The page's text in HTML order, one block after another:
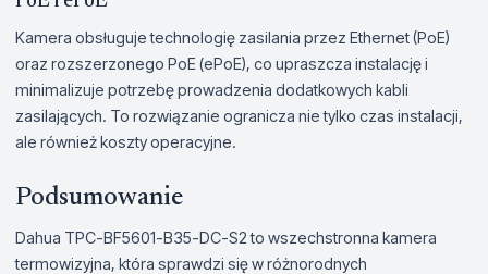
Kamera obsługuje technologię zasilania przez Ethernet (PoE)
oraz rozszerzonego PoE (ePoE), co upraszcza instalację i
minimalizuje potrzebę prowadzenia dodatkowych kabli
zasilających. To rozwiązanie ogranicza nie tylko czas instalacji,
ale również koszty operacyjne.
Podsumowanie
Dahua TPC-BF5601-B35-DC-S2 to wszechstronna kamera
termowizyjna, która sprawdzi się w różnorodnych